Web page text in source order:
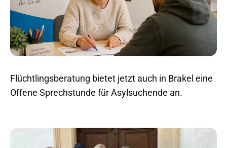
Flüchtlingsberatung bietet jetzt auch in Brakel eine
Offene Sprechstunde für Asylsuchende an.